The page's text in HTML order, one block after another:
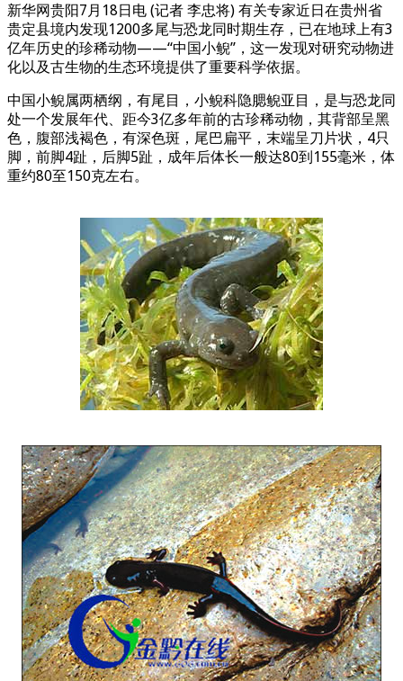
新华网贵阳7月18日电 (记者 李忠将) 有关专家近日在贵州省
贵定县境内发现1200多尾与恐龙同时期生存，已在地球上有3
亿年历史的珍稀动物——“中国小鲵”，这一发现对研究动物进
化以及古生物的生态环境提供了重要科学依据。
中国小鲵属两栖纲，有尾目，小鲵科隐腮鲵亚目，是与恐龙同
处一个发展年代、距今3亿多年前的古珍稀动物，其背部呈黑
色，腹部浅褐色，有深色斑，尾巴扁平，末端呈刀片状，4只
脚，前脚4趾，后脚5趾，成年后体长一般达80到155毫米，体
重约80至150克左右。